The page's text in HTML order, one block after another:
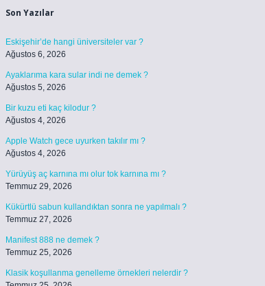
Son Yazılar
Eskişehir’de hangi üniversiteler var ?
Ağustos 6, 2026
Ayaklarıma kara sular indi ne demek ?
Ağustos 5, 2026
Bir kuzu eti kaç kilodur ?
Ağustos 4, 2026
Apple Watch gece uyurken takılır mı ?
Ağustos 4, 2026
Yürüyüş aç karnına mı olur tok karnına mı ?
Temmuz 29, 2026
Kükürtlü sabun kullandıktan sonra ne yapılmalı ?
Temmuz 27, 2026
Manifest 888 ne demek ?
Temmuz 25, 2026
Klasik koşullanma genelleme örnekleri nelerdir ?